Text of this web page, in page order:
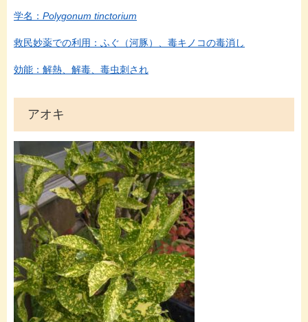
学名： Polygonum tinctorium
救民妙薬での利用：ふぐ（河豚）、毒キノコの毒消し
効能：解熱、解毒、毒虫刺され
アオキ